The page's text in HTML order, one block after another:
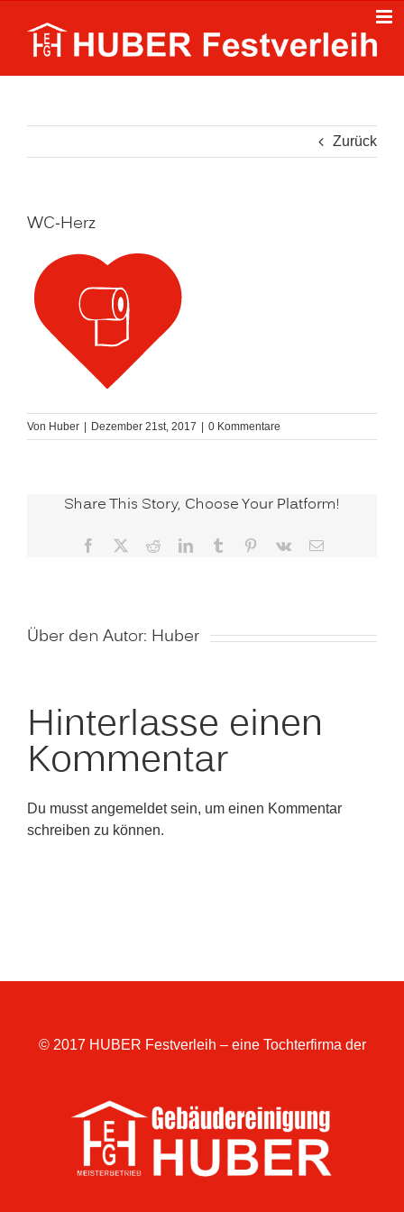
Inhalt
springen
Zurück
WC-Herz
Von Huber Dezember 21st, 2017 0 Kommentare
Share This Story, Choose Your Platform!
Facebook RedditLinkedInTumblr Pinterest
Vk
E-
Über den Autor: Huber
Hinterlasse einen
Kommentar
Du musstangemeldetsein, um einen Kommentar
schreiben zu können.
© 2017 HUBER Festverleih – eine Tochterfirma der